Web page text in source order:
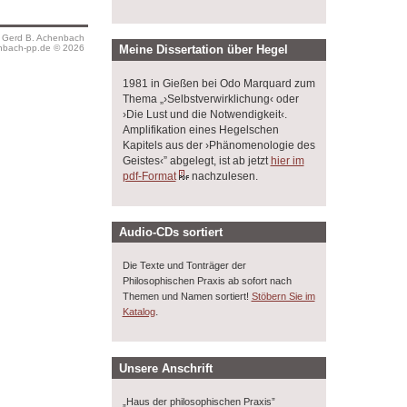
B. Achenbach
pp.de © 2026
Meine Dissertation über Hegel
1981 in Gießen bei Odo Marquard zum
Thema „›Selbstverwirklichung‹ oder
›Die Lust und die Notwendigkeit‹.
Amplifikation eines Hegelschen
Kapitels aus der ›Phänomenologie des
Geistes‹” abgelegt, ist ab jetzt hier im
pdf-Format
nachzulesen.
Audio-CDs sortiert
Die Texte und Tonträger der
Philosophischen Praxis ab sofort nach
Themen und Namen sortiert! Stöbern Sie im
Katalog.
Unsere Anschrift
„Haus der philosophischen Praxis”